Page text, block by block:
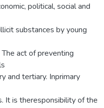
political, social and
substances by young
act of preventing
and tertiary. Inprimary
It is theresponsibility of the